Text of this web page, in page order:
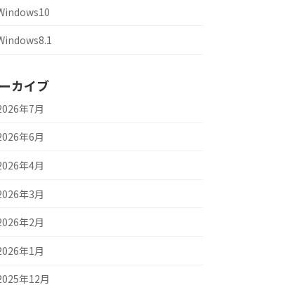
カイブ
年7月
年6月
年4月
年3月
年2月
年1月
年12月